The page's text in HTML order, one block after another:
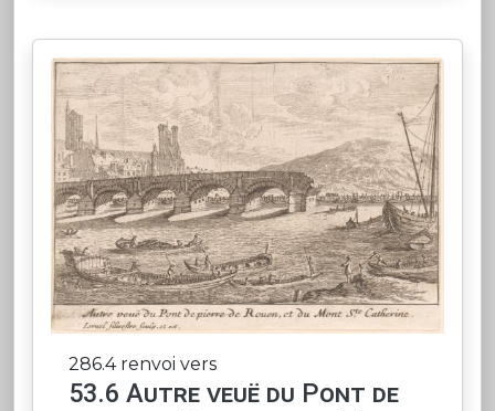
286.4 renvoi vers
53.6 Autre veuë du Pont de